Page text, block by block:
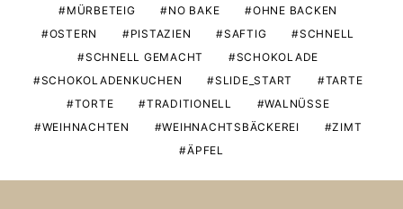
MÜRBETEIG
NO BAKE
OHNE BACKEN
OSTERN
PISTAZIEN SAFTIG
SCHNELL
SCHNELL GEMACHT
SCHOKOLADE
SCHOKOLADENKUCHEN
SLIDE_START
TARTE
TORTE
TRADITIONELL
WALNÜSSE
WEIHNACHTEN
WEIHNACHTSBÄCKEREI
ZIMT
ÄPFEL